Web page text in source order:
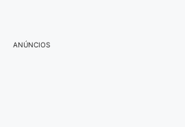
ANÚNCIOS